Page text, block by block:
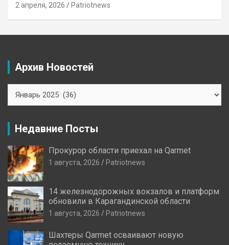
2 апреля, 2026 Patriotnews
Архив Новостей
Новостей
Недавние Посты
Прокурор области приехал на Qarmet
1 августа, 2026 Patriotnews
14 железнодорожных вокзалов и платформ
обновили в Карагандинской области
1 августа, 2026 Patriotnews
Шахтеры Qarmet осваивают новую